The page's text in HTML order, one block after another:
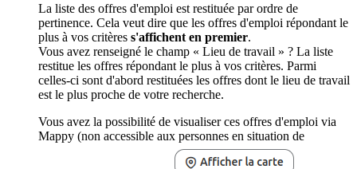
La liste des offres d'emploi est restituée par ordre de
pertinence. Cela veut dire que les offres d'emploi répondant le
plus à vos critères s'affichent en premier.
Vous avez renseigné le champ « Lieu de travail » ? La liste
restitue les offres répondant le plus à vos critères. Parmi
celles-ci sont d'abord restituées les offres dont le lieu de travail
est le plus proche de votre recherche.
Vous avez la possibilité de visualiser ces offres d'emploi via
Mappy (non accessible aux personnes en situation de